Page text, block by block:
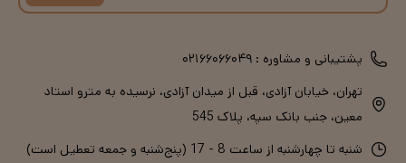
پشتیبانی و مشاوره : ۰۲۱۶۶۰۶۶۰۴۹
تهران، خیابان آزادی، قبل از میدان آزادی، نرسیده به مترو استاد
معین، جنب بانک سپه، پلاک 545
شنبه تا چهارشنبه از ساعت 8 - 17 (پنج‌شنبه و جمعه تعطیل است)